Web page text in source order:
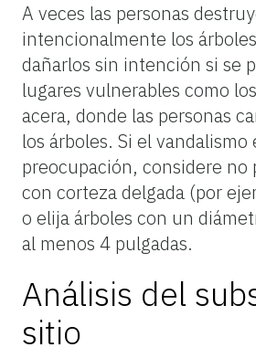
A veces las personas
intencionalmente los
dañarlos sin intención si se
lugares vulnerables como
acera, donde las personas
los árboles. Si el vandalismo
preocupación, considere no
con corteza delgada (por
o elija árboles con un
al menos 4 pulgadas.
Análisis del
sitio